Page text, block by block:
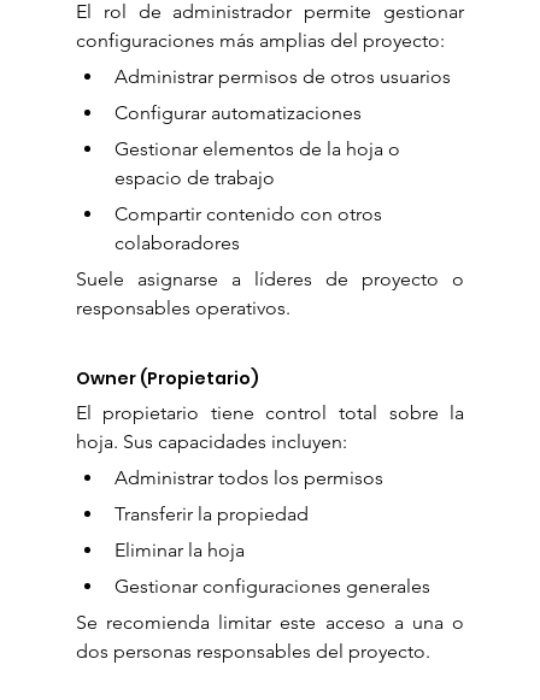
El rol de administrador permite gestionar
configuraciones más amplias del proyecto:
Administrar permisos de otros usuarios
Configurar automatizaciones
Gestionar elementos de la hoja o
espacio de trabajo
Compartir contenido con otros
colaboradores
Suele asignarse a líderes de proyecto o
responsables operativos.
Owner (Propietario)
El propietario tiene control total sobre la
hoja. Sus capacidades incluyen:
Administrar todos los permisos
Transferir la propiedad
Eliminar la hoja
Gestionar configuraciones generales
Se recomienda limitar este acceso a una o
dos personas responsables del proyecto.